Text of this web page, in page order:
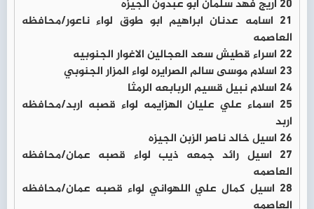
20 اريج فهد سلمان ابو عبدون الجيزه
21 اسامه عدنان ابراهيم ابو طوق لواء ناعور/محافظه
العاصمه
22 اسراء قطيش سعد العجالين الاغوار الجنوبيه
23 اسلام موسى سالم الصرايره لواء المزار الجنوبي
24 اسلام نبيل قسيم الربابعه الرمثا
25 اسماء علي عليان الهزايمه لواء قصبه اربد/محافظه
اربد
26 اسيل خالد ناصر الزبن الجيزه
27 اسيل رائد جمعه ذيب لواء قصبه عمان/محافظه
العاصمه
28 اسيل كمال علي اللهواني لواء قصبه عمان/محافظه